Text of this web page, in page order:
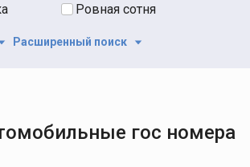
Ровная сотня
Расширенный поиск
гос номера